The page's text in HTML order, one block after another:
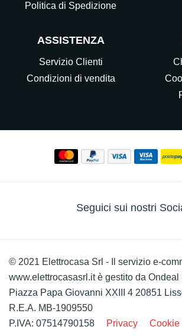
Politica di Spedizione
ASSISTENZA
Servizio Clienti
Condizioni di vendita
Seguici sui nostri
© 2021 Elettrocasa Srl - Il servizio e-
www.elettrocasasrl.it è gestito da Ondeal
Piazza Papa Giovanni XXIII 4 20851
R.E.A. MB-1909550
P.IVA: 07514790158
Privacy Cookie